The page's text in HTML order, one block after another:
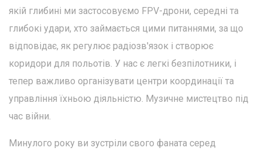
якій глибині ми застосовуємо FPV-дрони, середні та
глибокі удари, хто займається цими питаннями, за що
відповідає, як регулює радіозв'язок і створює
коридори для польотів. У нас є легкі безпілотники, і
тепер важливо організувати центри координації та
управління їхньою діяльністю. Музичне мистецтво під
час війни.
Минулого року ви зустріли свого фаната серед